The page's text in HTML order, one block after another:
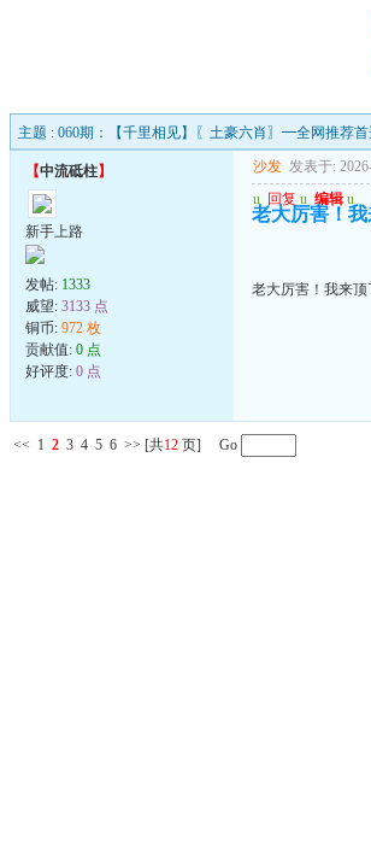
主题 : 060期：【千里相见】〖土豪六肖〗━全网推荐首
【中流砥柱】
新手上路
发帖: 1333
威望: 3133 点
铜币: 972 枚
贡献值: 0 点
好评度: 0 点
沙发 发表于:
u 回复 u 编辑 u
老大厉害！我
老大厉害！我来顶
<< 1 2 3 4 5 6 >> [共12 页] Go